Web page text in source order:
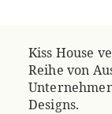
Kiss House
Reihe von
Designs.